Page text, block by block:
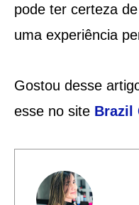
pode ter certeza
uma experiência
Gostou desse
esse no site Brazil